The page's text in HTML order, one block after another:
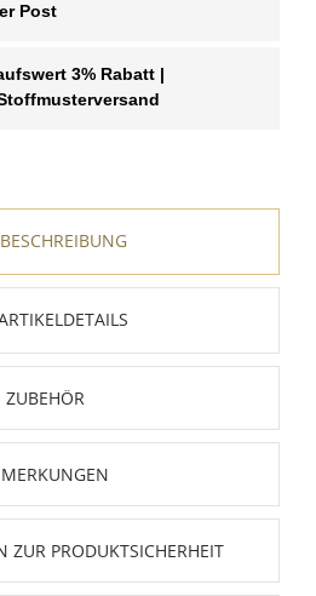
Post
3% Rabatt |
BESCHREIBUNG
ZUBEHÖR
ZUR PRODUKTSICHERHEIT